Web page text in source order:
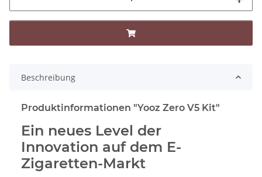
Beschreibung
Produktinformationen "Yooz Zero V5 Kit"
Ein neues Level der
Innovation auf dem E-
Zigaretten-Markt